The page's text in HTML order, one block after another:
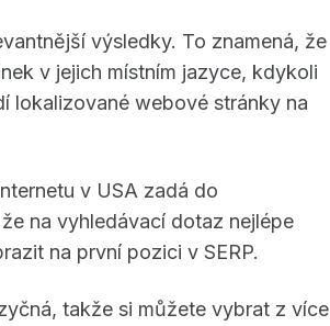
výsledky. To znamená, že
v jejich místním jazyce, kdykoli
lokalizované webové stránky na
v USA zadá do
na vyhledávací dotaz nejlépe
na první pozici v SERP.
takže si můžete vybrat z více